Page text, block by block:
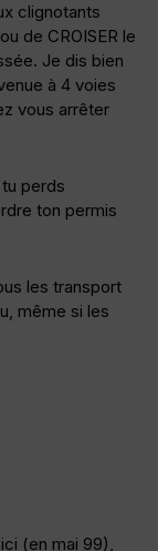
clignotants
de CROISER le
Je dis bien
à 4 voies
vous arrêter
perds
ton permis
les transport
même si les
(en mai 99),